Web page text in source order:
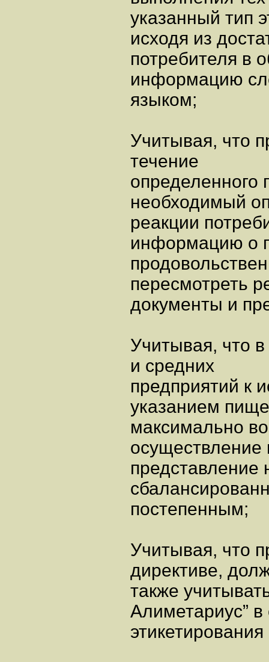
указанный тип
исходя из
потребителя в
информацию
языком;
Учитывая, что
течение
определенного
необходимый
реакции
информацию о
пересмотреть
документы и
Учитывая, что
и средних
предприятий к
указанием
максимально
представление
постепенным;
Учитывая, что
директиве,
также
Алиметариус” в